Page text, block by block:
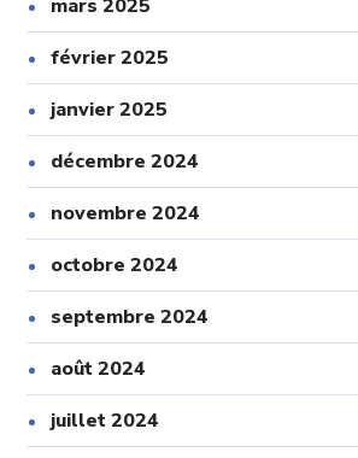
mars 2025
février 2025
janvier 2025
décembre 2024
novembre 2024
octobre 2024
septembre 2024
août 2024
juillet 2024